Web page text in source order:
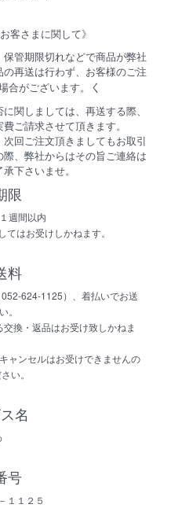
客さまに関して》
管期限切れなどで商品が弊社
再送は行わず、お客様のご注
合がございます。
く
関しましては、再送する際、
ご請求させて頂きます。
回ご注文頂きましてもお取引
、弊社からはその旨ご連絡は
下さいませ。
限
週間以内
てはお受けしかねます。
料
624-1125）、着払いでお送
。
換・返品はお受け致しかねま
ャンセルはお受けできませんの
い。
名
号
１１２５